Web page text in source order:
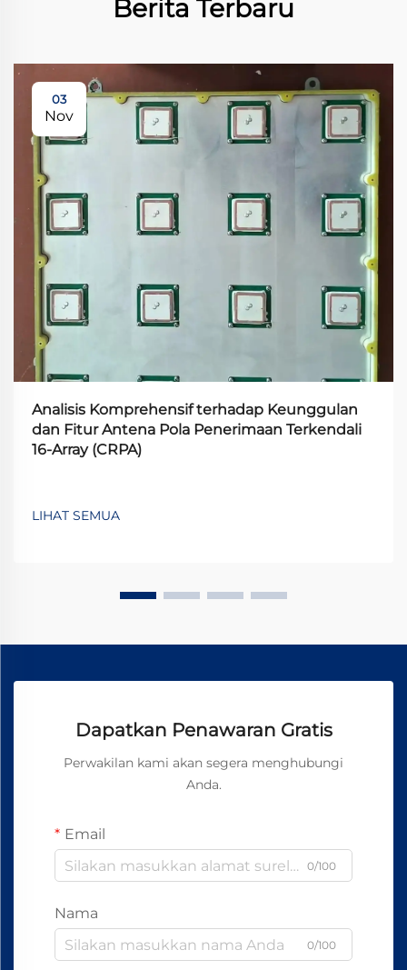
Berita Terbaru
03
Nov
Analisis Komprehensif terhadap Keunggulan
dan Fitur Antena Pola Penerimaan Terkendali
16-Array (CRPA)
LIHAT SEMUA
Dapatkan Penawaran Gratis
Perwakilan kami akan segera menghubungi
Anda.
Email
0/100
Nama
0/100